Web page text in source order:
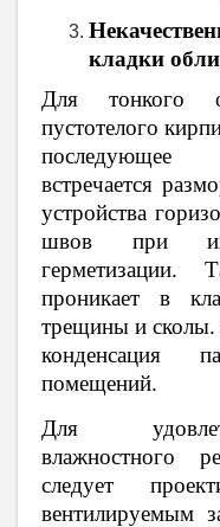
кладки
Для тонкого
пустотелого
последующее
встречается
устройства
швов при их
герметизации.
проникает в
трещины и
конденсация
помещений.
Для
влажностного
следует
вентилируемым